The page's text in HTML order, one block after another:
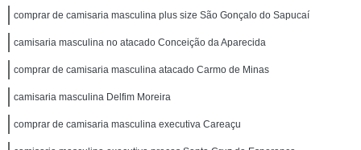
comprar de camisaria masculina plus size São Gonçalo do Sapucaí
camisaria masculina no atacado Conceição da Aparecida
comprar de camisaria masculina atacado Carmo de Minas
camisaria masculina Delfim Moreira
comprar de camisaria masculina executiva Careaçu